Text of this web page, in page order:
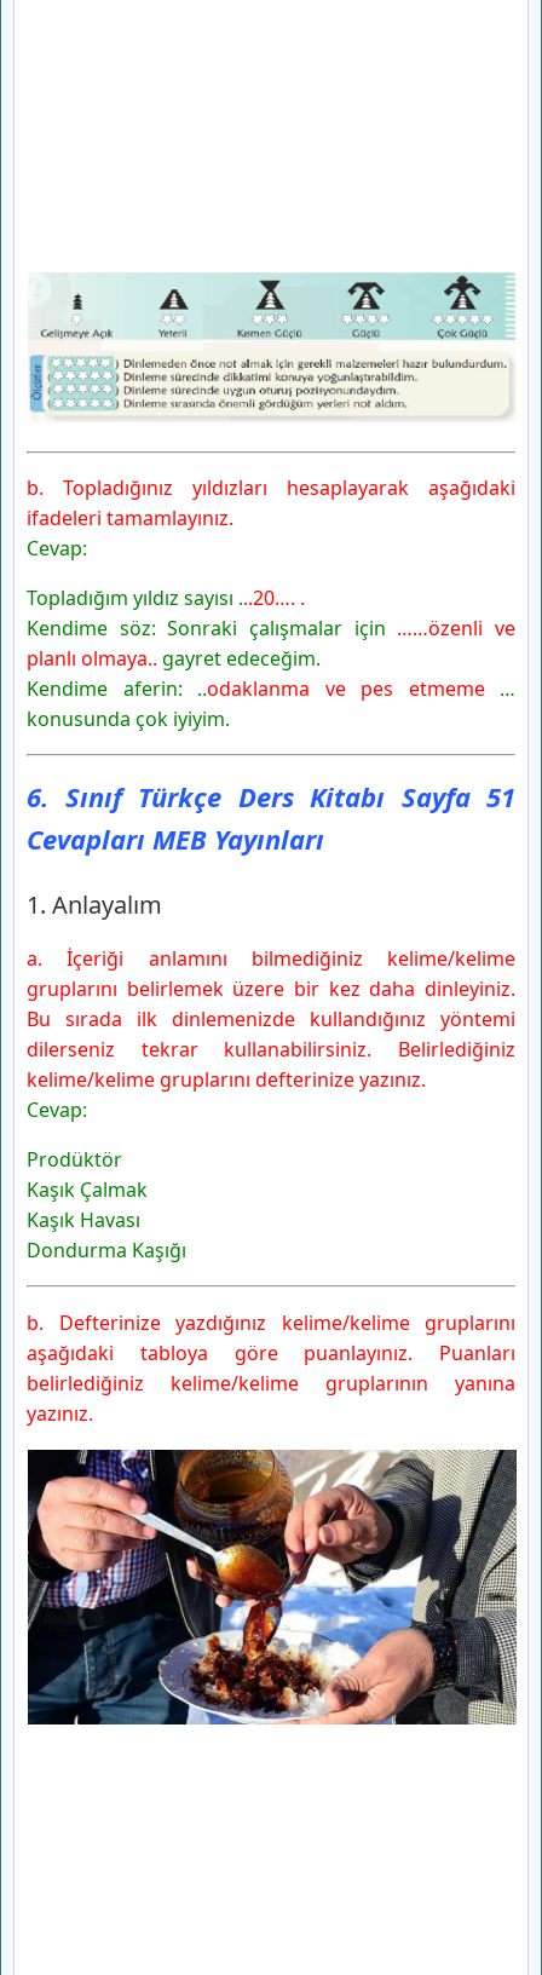
b. Topladığınız yıldızları hesaplayarak aşağıdaki
ifadeleri tamamlayınız.
Cevap:
Topladığım yıldız sayısı ...20…. .
Kendime söz: Sonraki çalışmalar için ……özenli ve
planlı olmaya.. gayret edeceğim.
Kendime aferin: ..odaklanma ve pes etmeme …
konusunda çok iyiyim.
6. Sınıf Türkçe Ders Kitabı Sayfa 51
Cevapları MEB Yayınları
1. Anlayalım
a. İçeriği anlamını bilmediğiniz kelime/kelime
gruplarını belirlemek üzere bir kez daha dinleyiniz.
Bu sırada ilk dinlemenizde kullandığınız yöntemi
dilerseniz tekrar kullanabilirsiniz. Belirlediğiniz
kelime/kelime gruplarını defterinize yazınız.
Cevap:
Prodüktör
Kaşık Çalmak
Kaşık Havası
Dondurma Kaşığı
b. Defterinize yazdığınız kelime/kelime gruplarını
aşağıdaki tabloya göre puanlayınız. Puanları
belirlediğiniz kelime/kelime gruplarının yanına
yazınız.